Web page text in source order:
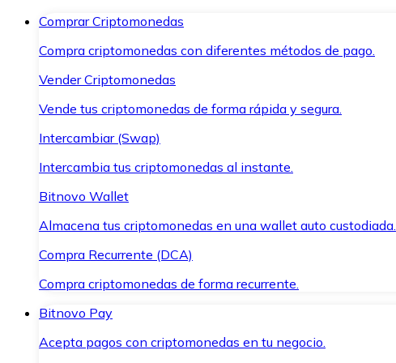
Comprar Criptomonedas
Compra criptomonedas con diferentes métodos de pago.
Vender Criptomonedas
Vende tus criptomonedas de forma rápida y segura.
Intercambiar (Swap)
Intercambia tus criptomonedas al instante.
Bitnovo Wallet
Almacena tus criptomonedas en una wallet auto custodiada.
Compra Recurrente (DCA)
Compra criptomonedas de forma recurrente.
Bitnovo Pay
Acepta pagos con criptomonedas en tu negocio.